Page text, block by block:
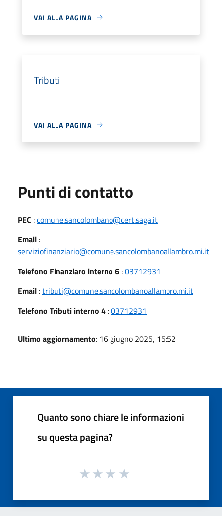
VAI ALLA PAGINA
Tributi
VAI ALLA PAGINA
Punti di contatto
PEC :comune.sancolombano@cert.saga.it
Email :
serviziofinanziario@comune.sancolombanoallambro.mi.it
Telefono Finanziaro interno 6 :03712931
Email :tributi@comune.sancolombanoallambro.mi.it
Telefono Tributi interno 4 :03712931
Ultimo aggiornamento: 16 giugno 2025, 15:52
Quanto sono chiare le informazioni
su questa pagina?